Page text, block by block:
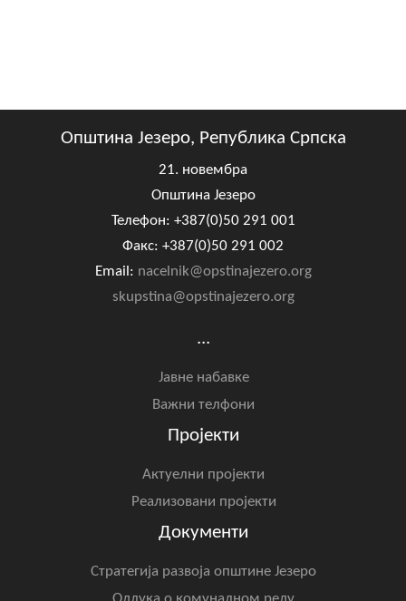
Општина Језеро, Република Српска
21. новембра
Општина Језеро
Телефон: +387(0)50 291 001
Факс: +387(0)50 291 002
Email: nacelnik@opstinajezero.org
skupstina@opstinajezero.org
...
Јавне набавке
Важни телфони
Пројекти
Актуелни пројекти
Реализовани пројекти
Документи
Стратегија развоја општине Језеро